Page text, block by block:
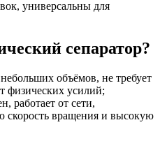
универсальны для
сепаратор?
объёмов, не требует
физических усилий;
работает от сети,
скорость вращения и высокую